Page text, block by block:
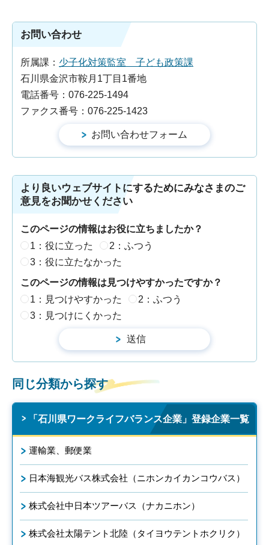
お問い合わせ
所属課： 少子化対策監室 子ども政策課
石川県金沢市鞍月1丁目1番地
電話番号：076-225-1494
ファクス番号：076-225-1423
より良いウェブサイトにするためにみなさまのご
意見をお聞かせください
このページの情報はお役に立ちましたか？
1：役に立った
2：ふつう
3：役に立たなかった
このページの情報は見つけやすかったですか？
1：見つけやすかった
2：ふつう
3：見つけにくかった
同じ分類から探す
「石川県ワークライフバランス企業」登録企業一覧
運輸業、郵便業
日本海観光バス株式会社（ニホンカイカンコウバス）
株式会社中日本ツアーバス（ナカニホン）
株式会社太陽テント北陸（タイヨウテントホクリク）